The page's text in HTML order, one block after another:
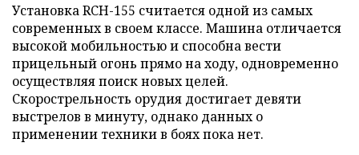
Установка RCH-155 считается одной из самых
современных в своем классе. Машина отличается
высокой мобильностью и способна вести
прицельный огонь прямо на ходу, одновременно
осуществляя поиск новых целей.
Скорострельность орудия достигает девяти
выстрелов в минуту, однако данных о
применении техники в боях пока нет.